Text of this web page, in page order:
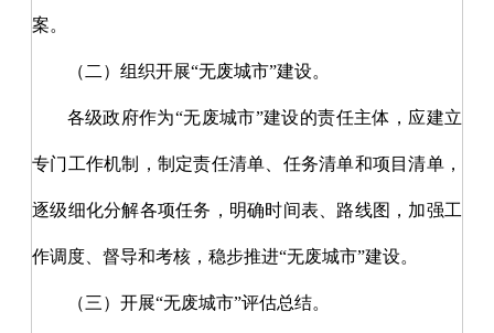
案。
（二）组织开展“无废城市”建设。
各级政府作为“无废城市”建设的责任主体，应建立
专门工作机制，制定责任清单、任务清单和项目清单，
逐级细化分解各项任务，明确时间表、路线图，加强工
作调度、督导和考核，稳步推进“无废城市”建设。
（三）开展“无废城市”评估总结。